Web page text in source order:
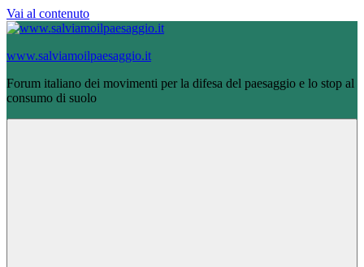
Vai al contenuto
www.salviamoilpaesaggio.it
Forum italiano dei movimenti per la difesa del paesaggio e lo stop al
consumo di suolo